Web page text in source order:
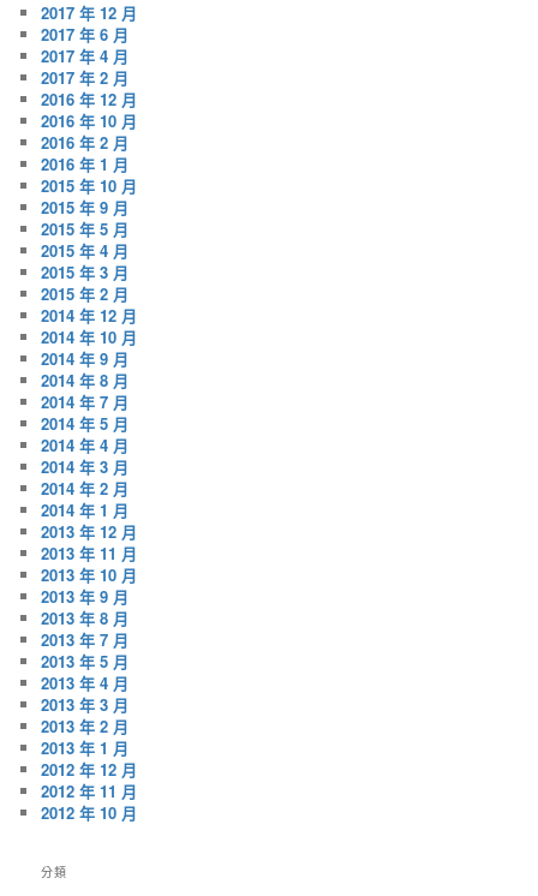
2017 年 12 月
2017 年 6 月
2017 年 4 月
2017 年 2 月
2016 年 12 月
2016 年 10 月
2016 年 2 月
2016 年 1 月
2015 年 10 月
2015 年 9 月
2015 年 5 月
2015 年 4 月
2015 年 3 月
2015 年 2 月
2014 年 12 月
2014 年 10 月
2014 年 9 月
2014 年 8 月
2014 年 7 月
2014 年 5 月
2014 年 4 月
2014 年 3 月
2014 年 2 月
2014 年 1 月
2013 年 12 月
2013 年 11 月
2013 年 10 月
2013 年 9 月
2013 年 8 月
2013 年 7 月
2013 年 5 月
2013 年 4 月
2013 年 3 月
2013 年 2 月
2013 年 1 月
2012 年 12 月
2012 年 11 月
2012 年 10 月
分類